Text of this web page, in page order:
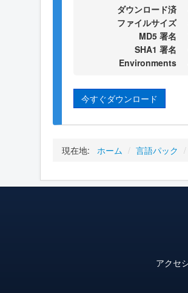
ダウンロード済
ファイルサイズ
MD5 署名
SHA1 署名
Environments
今すぐダウンロード
現在地: ホーム / 言語パック /
アクセ